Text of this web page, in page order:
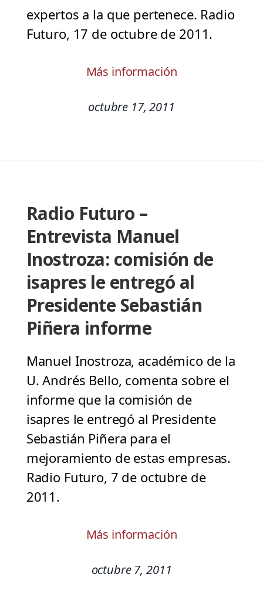
expertos a la que pertenece. Radio
Futuro, 17 de octubre de 2011.
Más información
octubre 17, 2011
Radio Futuro –
Entrevista Manuel
Inostroza: comisión de
isapres le entregó al
Presidente Sebastián
Piñera informe
Manuel Inostroza, académico de la
U. Andrés Bello, comenta sobre el
informe que la comisión de
isapres le entregó al Presidente
Sebastián Piñera para el
mejoramiento de estas empresas.
Radio Futuro, 7 de octubre de
2011.
Más información
octubre 7, 2011